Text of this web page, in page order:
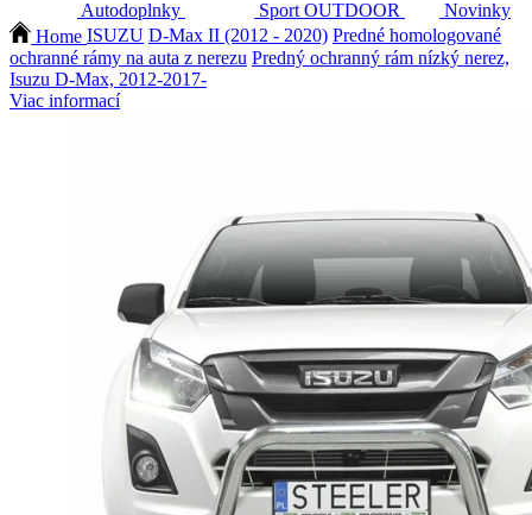
Autodoplnky Sport OUTDOOR
Novinky
Home ISUZU D-Max II (2012 - 2020) Predné homologované
ochranné rámy na auta z nerezu Predný ochranný rám nízký nerez,
Isuzu D-Max, 2012-2017-
Viac informací